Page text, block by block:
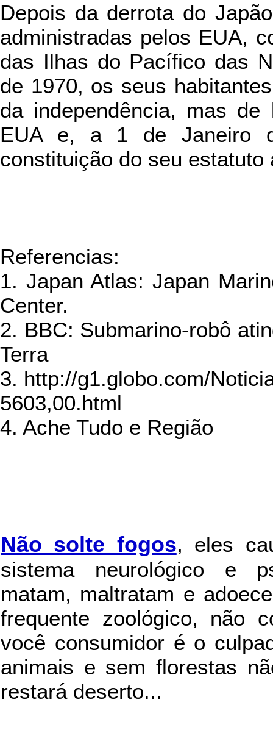
Depois da derrota do
administradas pelos EUA,
das Ilhas do Pacífico das
de 1970, os seus
da independência, mas
EUA e, a 1 de Janeiro
constituição do seu estatuto
Referencias:
1. Japan Atlas: Japan
Center.
2. BBC: Submarino-robô
Terra
3. http://g1.globo.com/
5603,00.html
4. Ache Tudo e Região
Não solte fogos, eles
sistema neurológico e
matam, maltratam e
frequente zoológico, não
você consumidor é o
animais e sem florestas
restará deserto...